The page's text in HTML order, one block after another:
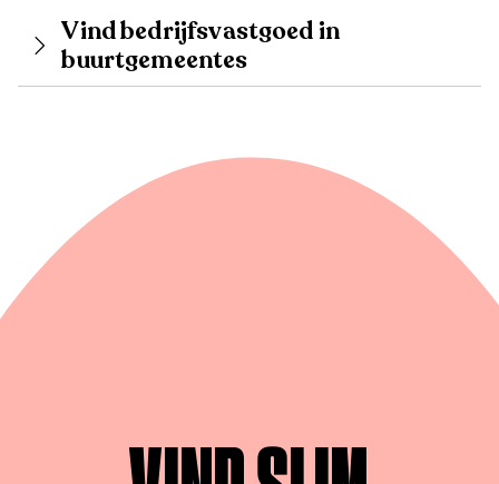
Vind bedrijfsvastgoed in
buurtgemeentes